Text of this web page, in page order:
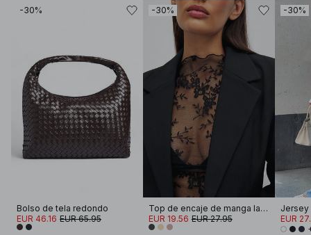
-30%
Bolso de tela redondo
EUR 46.16 EUR 65.95
-30%
Top de encaje de manga larga
EUR 19.56 EUR 27.95
-30%
EUR